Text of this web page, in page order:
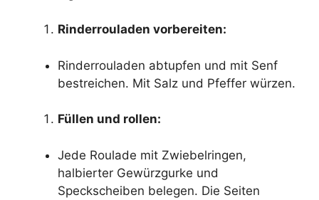
Rinderrouladen vorbereiten:
Rinderrouladen abtupfen und mit Senf
bestreichen. Mit Salz und Pfeffer würzen.
Füllen und rollen:
Jede Roulade mit Zwiebelringen,
halbierter Gewürzgurke und
Speckscheiben belegen. Die Seiten